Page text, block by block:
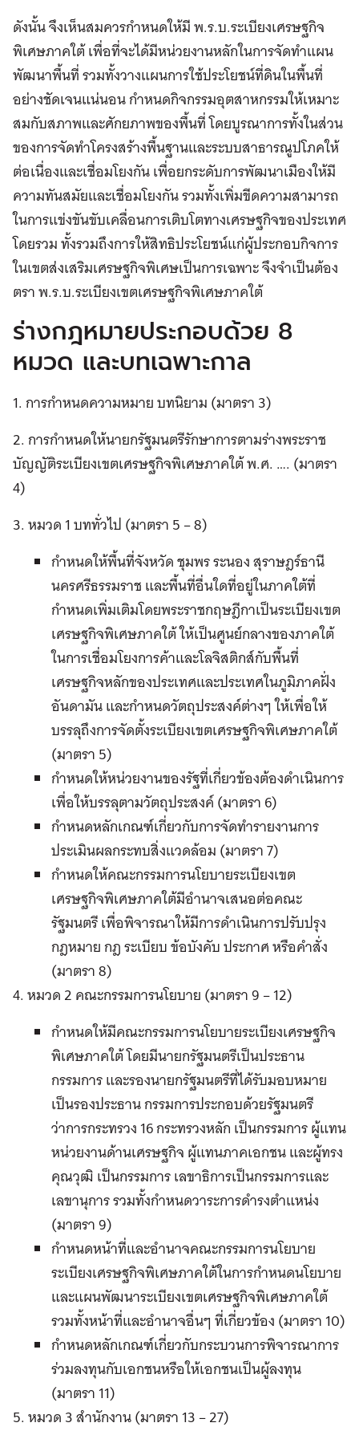
ดังนั้น จึงเห็นสมควรกำหนดให้มี พ.ร.บ.ระเบียงเศรษฐกิจ
พิเศษภาคใต้ เพื่อที่จะได้มีหน่วยงานหลักในการจัดทำแผน
พัฒนาพื้นที่ รวมทั้งวางแผนการใช้ประโยชน์ที่ดินในพื้นที่
อย่างชัดเจนแน่นอน กำหนดกิจกรรมอุตสาหกรรมให้เหมาะ
สมกับสภาพและศักยภาพของพื้นที่ โดยบูรณาการทั้งในส่วน
ของการจัดทำโครงสร้างพื้นฐานและระบบสาธารณูปโภคให้
ต่อเนื่องและเชื่อมโยงกัน เพื่อยกระดับการพัฒนาเมืองให้มี
ความทันสมัยและเชื่อมโยงกัน รวมทั้งเพิ่มขีดความสามารถ
ในการแข่งขันขับเคลื่อนการเติบโตทางเศรษฐกิจของประเทศ
โดยรวม ทั้งรวมถึงการให้สิทธิประโยชน์แก่ผู้ประกอบกิจการ
ในเขตส่งเสริมเศรษฐกิจพิเศษเป็นการเฉพาะ จึงจำเป็นต้อง
ตรา พ.ร.บ.ระเบียงเขตเศรษฐกิจพิเศษภาคใต้
ร่างกฎหมายประกอบด้วย 8
หมวด และบทเฉพาะกาล
1. การกำหนดความหมาย บทนิยาม (มาตรา 3)
2. การกำหนดให้นายกรัฐมนตรีรักษาการตามร่างพระราช
บัญญัติระเบียงเขตเศรษฐกิจพิเศษภาคใต้ พ.ศ. …. (มาตรา
4)
3. หมวด 1 บททั่วไป (มาตรา 5 – 8)
กำหนดให้พื้นที่จังหวัด ชุมพร ระนอง สุราษฎร์ธานี
นครศรีธรรมราช และพื้นที่อื่นใดที่อยู่ในภาคใต้ที่
กำหนดเพิ่มเติมโดยพระราชกฤษฎีกาเป็นระเบียงเขต
เศรษฐกิจพิเศษภาคใต้ ให้เป็นศูนย์กลางของภาคใต้
ในการเชื่อมโยงการค้าและโลจิสติกส์กับพื้นที่
เศรษฐกิจหลักของประเทศและประเทศในภูมิภาคฝั่ง
อันดามัน และกำหนดวัตถุประสงค์ต่างๆ ให้เพื่อให้
บรรลุถึงการจัดตั้งระเบียงเขตเศรษฐกิจพิเศษภาคใต้
(มาตรา 5)
กำหนดให้หน่วยงานของรัฐที่เกี่ยวข้องต้องดำเนินการ
เพื่อให้บรรลุตามวัตถุประสงค์ (มาตรา 6)
กำหนดหลักเกณฑ์เกี่ยวกับการจัดทำรายงานการ
ประเมินผลกระทบสิ่งแวดล้อม (มาตรา 7)
กำหนดให้คณะกรรมการนโยบายระเบียงเขต
เศรษฐกิจพิเศษภาคใต้มีอำนาจเสนอต่อคณะ
รัฐมนตรี เพื่อพิจารณาให้มีการดำเนินการปรับปรุง
กฎหมาย กฎ ระเบียบ ข้อบังคับ ประกาศ หรือคำสั่ง
(มาตรา 8)
4. หมวด 2 คณะกรรมการนโยบาย (มาตรา 9 – 12)
กำหนดให้มีคณะกรรมการนโยบายระเบียงเศรษฐกิจ
พิเศษภาคใต้ โดยมีนายกรัฐมนตรีเป็นประธาน
กรรมการ และรองนายกรัฐมนตรีที่ได้รับมอบหมาย
เป็นรองประธาน กรรมการประกอบด้วยรัฐมนตรี
ว่าการกระทรวง 16 กระทรวงหลัก เป็นกรรมการ ผู้แทน
หน่วยงานด้านเศรษฐกิจ ผู้แทนภาคเอกชน และผู้ทรง
คุณวุฒิ เป็นกรรมการ เลขาธิการเป็นกรรมการและ
เลขานุการ รวมทั้งกำหนดวาระการดำรงตำแหน่ง
(มาตรา 9)
กำหนดหน้าที่และอำนาจคณะกรรมการนโยบาย
ระเบียงเศรษฐกิจพิเศษภาคใต้ในการกำหนดนโยบาย
และแผนพัฒนาระเบียงเขตเศรษฐกิจพิเศษภาคใต้
รวมทั้งหน้าที่และอำนาจอื่นๆ ที่เกี่ยวข้อง (มาตรา 10)
กำหนดหลักเกณฑ์เกี่ยวกับกระบวนการพิจารณาการ
ร่วมลงทุนกับเอกชนหรือให้เอกชนเป็นผู้ลงทุน
(มาตรา 11)
5. หมวด 3 สำนักงาน (มาตรา 13 – 27)